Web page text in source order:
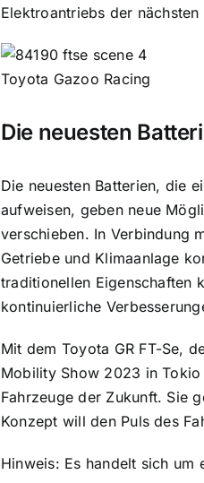
Elektroantriebs der nächsten
Toyota Gazoo Racing
Die neuesten
Die neuesten Batterien, die
aufweisen, geben neue
verschieben. In Verbindung
Getriebe und Klimaanlage
traditionellen Eigenschaften
kontinuierliche
Mit dem Toyota GR FT-Se,
Mobility Show 2023 in
Fahrzeuge der Zukunft. Sie
Konzept will den Puls des
Hinweis: Es handelt sich